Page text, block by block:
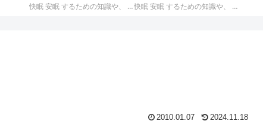
快眠 安眠 するための知識や、 枕 、 照明 、 アロマ など、おすすめの グッズ などを紹介。 目の疲れを癒やす、 快眠、安眠 のための アイマスク アイピロー について。
快眠 安眠 するための知識や、 枕 、 照明 、 アロマ など、おすすめの グッズ などを紹介。 安心感を得る、リラックスして眠れるための 抱き枕 の紹介です。 妊婦さんや赤ちゃん、腰痛がある人におすすめ。
2010.01.07 2024.11.18